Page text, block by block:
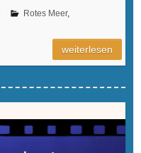
Rotes Meer,
weiterlesen